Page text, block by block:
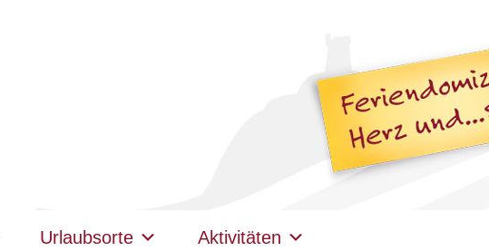
Urlaubsorte Aktivitäten